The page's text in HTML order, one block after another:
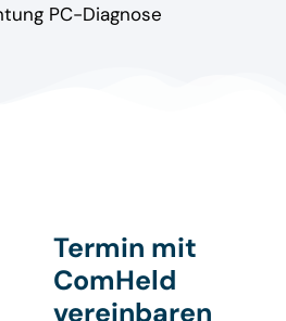
PC-Diagnose
Termin mit
ComHeld
vereinbaren